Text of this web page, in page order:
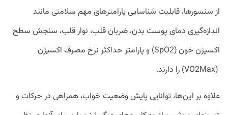
از سنسورها، قابلیت شناسایی پارامترهای مهم سلامتی مانند
اندازه‌گیری دمای پوست بدن، ضربان قلب، نوار قلب، سنجش سطح
اکسیژن خون (SpO2) و پارامتر حداکثر نرخ مصرف اکسیژن
(VO2Max) را دارند.
علاوه بر این‎‌ها، توانایی پایش وضعیت خواب، همراهی در حرکات و